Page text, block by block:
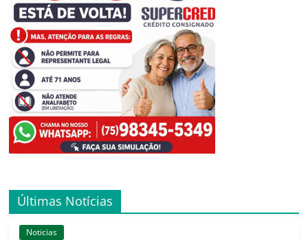
Últimas Notícias
Noticias